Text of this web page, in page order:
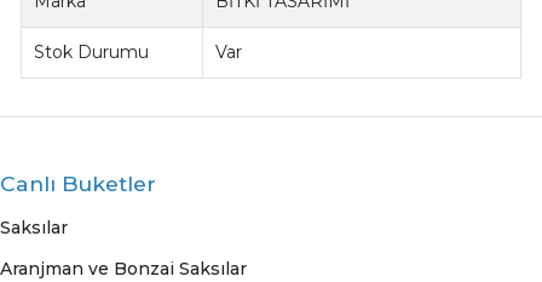
Stok Durumu Var
Canlı Buketler
Saksılar
Aranjman ve Bonzai Saksılar